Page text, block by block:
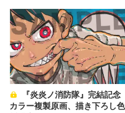
カラー複製原画、描き下ろし色